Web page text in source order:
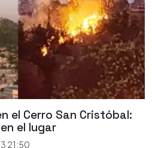
el Cerro San Cristóbal:
el lugar
21:50